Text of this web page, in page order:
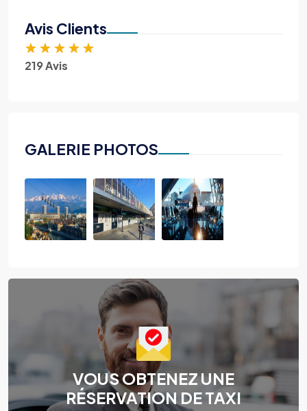
Avis Clients
★ ★ ★ ★ ★
219 Avis
GALERIE PHOTOS
VOUS OBTENEZ UNE
RÉSERVATION DE TAXI